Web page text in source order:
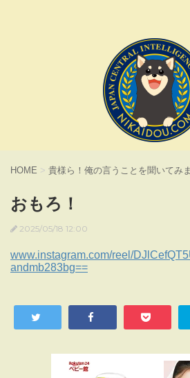
HOME > 貴様ら！俺の言うことを聞いてみ
おもろ！
2025/05/18 12:00
www.instagram.com/reel/
andmb283bg==